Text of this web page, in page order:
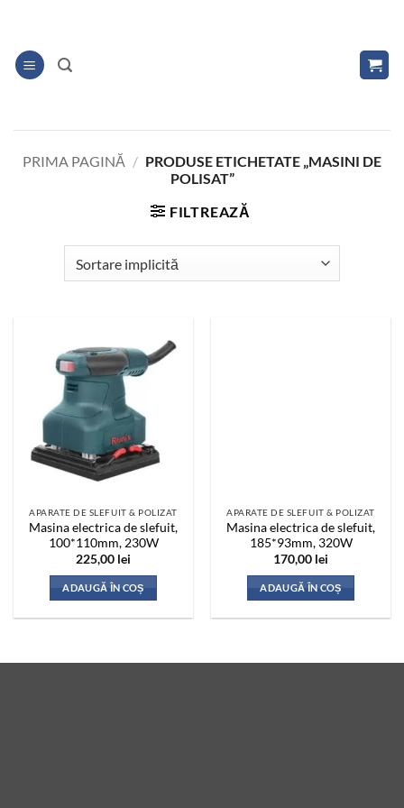
content
PRIMA PAGINĂ / PRODUSE ETICHETATE „MASINI DE
POLISAT”
FILTREAZĂ
APARATE DE SLEFUIT & POLIZAT
Masina electrica de slefuit,
100*110mm, 230W
225,00 lei
ADAUGĂ ÎN COȘ
APARATE DE SLEFUIT & POLIZAT
Masina electrica de slefuit,
185*93mm, 320W
170,00 lei
ADAUGĂ ÎN COȘ